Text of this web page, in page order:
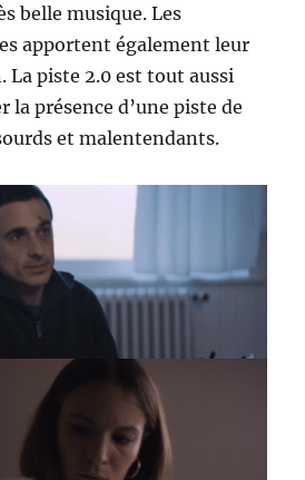
belle musique. Les
apportent également leur
La piste 2.0 est tout aussi
la présence d’une piste de
et malentendants.